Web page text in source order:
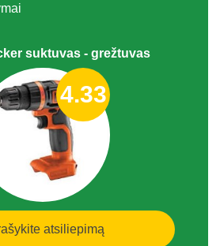
suktuvas - grežtuvas
4.33
atsiliepimą